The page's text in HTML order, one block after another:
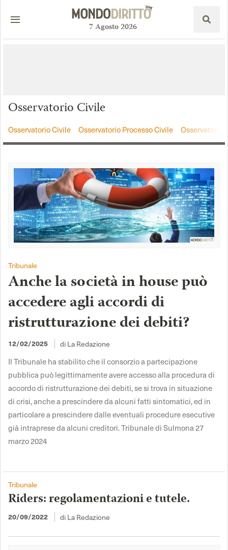
7Agosto2026
Osservatorio Civile
Osservatorio Civile Osservatorio Processo Civile Osservatorio
Tribunale
Anche la società in house può
accedere agli accordi di
ristrutturazione dei debiti?
12/02/2025 di La Redazione
Il Tribunale ha stabilito che il consorzio a partecipazione
pubblica può legittimamente avere accesso alla procedura di
accordo di ristrutturazione dei debiti, se si trova in situazione
di crisi, anche a prescindere da alcuni fatti sintomatici, ed in
particolare a prescindere dalle eventuali procedure esecutive
già intraprese da alcuni creditori. Tribunale di Sulmona 27
marzo 2024
Tribunale
Riders: regolamentazioni e tutele.
20/09/2022 di La Redazione